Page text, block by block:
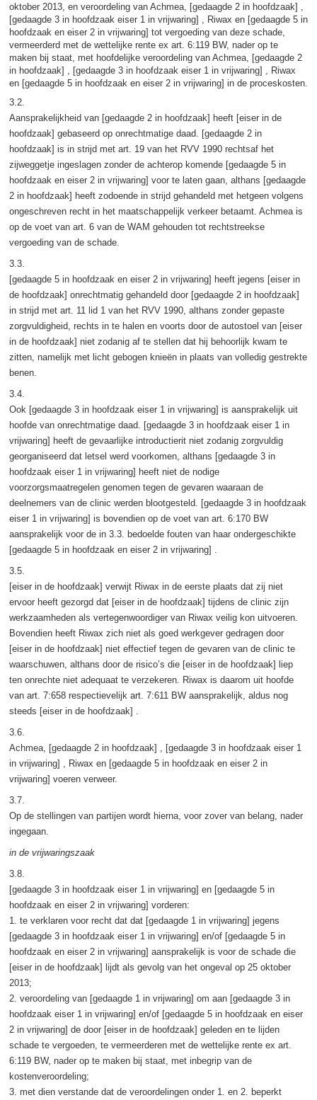
oktober 2013, en veroordeling van Achmea, [gedaagde 2 in hoofdzaak] ,
[gedaagde 3 in hoofdzaak eiser 1 in vrijwaring] , Riwax en [gedaagde 5 in
hoofdzaak en eiser 2 in vrijwaring] tot vergoeding van deze schade,
vermeerderd met de wettelijke rente ex art. 6:119 BW, nader op te
maken bij staat, met hoofdelijke veroordeling van Achmea, [gedaagde 2
in hoofdzaak] , [gedaagde 3 in hoofdzaak eiser 1 in vrijwaring] , Riwax
en [gedaagde 5 in hoofdzaak en eiser 2 in vrijwaring] in de proceskosten.
3.2.
Aansprakelijkheid van [gedaagde 2 in hoofdzaak] heeft [eiser in de
hoofdzaak] gebaseerd op onrechtmatige daad. [gedaagde 2 in
hoofdzaak] is in strijd met art. 19 van het RVV 1990 rechtsaf het
zijweggetje ingeslagen zonder de achterop komende [gedaagde 5 in
hoofdzaak en eiser 2 in vrijwaring] voor te laten gaan, althans [gedaagde
2 in hoofdzaak] heeft zodoende in strijd gehandeld met hetgeen volgens
ongeschreven recht in het maatschappelijk verkeer betaamt. Achmea is
op de voet van art. 6 van de WAM gehouden tot rechtstreekse
vergoeding van de schade.
3.3.
[gedaagde 5 in hoofdzaak en eiser 2 in vrijwaring] heeft jegens [eiser in
de hoofdzaak] onrechtmatig gehandeld door [gedaagde 2 in hoofdzaak]
in strijd met art. 11 lid 1 van het RVV 1990, althans zonder gepaste
zorgvuldigheid, rechts in te halen en voorts door de autostoel van [eiser
in de hoofdzaak] niet zodanig af te stellen dat hij behoorlijk kwam te
zitten, namelijk met licht gebogen knieën in plaats van volledig gestrekte
benen.
3.4.
Ook [gedaagde 3 in hoofdzaak eiser 1 in vrijwaring] is aansprakelijk uit
hoofde van onrechtmatige daad. [gedaagde 3 in hoofdzaak eiser 1 in
vrijwaring] heeft de gevaarlijke introductierit niet zodanig zorgvuldig
georganiseerd dat letsel werd voorkomen, althans [gedaagde 3 in
hoofdzaak eiser 1 in vrijwaring] heeft niet de nodige
voorzorgsmaatregelen genomen tegen de gevaren waaraan de
deelnemers van de clinic werden blootgesteld. [gedaagde 3 in hoofdzaak
eiser 1 in vrijwaring] is bovendien op de voet van art. 6:170 BW
aansprakelijk voor de in 3.3. bedoelde fouten van haar ondergeschikte
[gedaagde 5 in hoofdzaak en eiser 2 in vrijwaring] .
3.5.
[eiser in de hoofdzaak] verwijt Riwax in de eerste plaats dat zij niet
ervoor heeft gezorgd dat [eiser in de hoofdzaak] tijdens de clinic zijn
werkzaamheden als vertegenwoordiger van Riwax veilig kon uitvoeren.
Bovendien heeft Riwax zich niet als goed werkgever gedragen door
[eiser in de hoofdzaak] niet effectief tegen de gevaren van de clinic te
waarschuwen, althans door de risico’s die [eiser in de hoofdzaak] liep
ten onrechte niet adequaat te verzekeren. Riwax is daarom uit hoofde
van art. 7:658 respectievelijk art. 7:611 BW aansprakelijk, aldus nog
steeds [eiser in de hoofdzaak] .
3.6.
Achmea, [gedaagde 2 in hoofdzaak] , [gedaagde 3 in hoofdzaak eiser 1
in vrijwaring] , Riwax en [gedaagde 5 in hoofdzaak en eiser 2 in
vrijwaring] voeren verweer.
3.7.
Op de stellingen van partijen wordt hierna, voor zover van belang, nader
ingegaan.
in de vrijwaringszaak
3.8.
[gedaagde 3 in hoofdzaak eiser 1 in vrijwaring] en [gedaagde 5 in
hoofdzaak en eiser 2 in vrijwaring] vorderen:
1. te verklaren voor recht dat dat [gedaagde 1 in vrijwaring] jegens
[gedaagde 3 in hoofdzaak eiser 1 in vrijwaring] en/of [gedaagde 5 in
hoofdzaak en eiser 2 in vrijwaring] aansprakelijk is voor de schade die
[eiser in de hoofdzaak] lijdt als gevolg van het ongeval op 25 oktober
2013;
2. veroordeling van [gedaagde 1 in vrijwaring] om aan [gedaagde 3 in
hoofdzaak eiser 1 in vrijwaring] en/of [gedaagde 5 in hoofdzaak en eiser
2 in vrijwaring] de door [eiser in de hoofdzaak] geleden en te lijden
schade te vergoeden, te vermeerderen met de wettelijke rente ex art.
6:119 BW, nader op te maken bij staat, met inbegrip van de
kostenveroordeling;
3. met dien verstande dat de veroordelingen onder 1. en 2. beperkt